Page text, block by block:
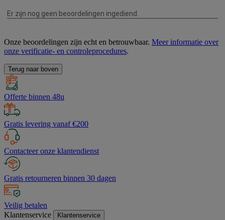
Onze beoordelingen zijn echt en betrouwbaar. Meer informatie over
onze verificatie- en controleprocedures.
Terug naar boven
Offerte binnen 48u
Gratis levering vanaf €200
Contacteer onze klantendienst
Gratis retourneren binnen 30 dagen
Veilig betalen
Klantenservice
Klantenservice